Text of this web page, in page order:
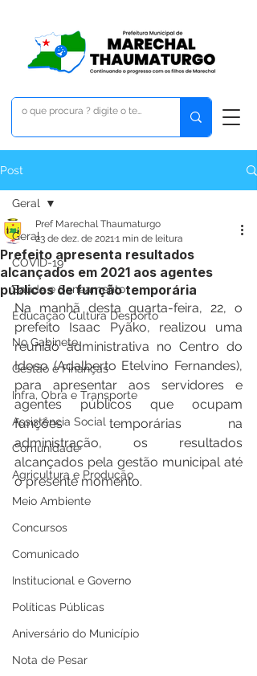
Post
Geral
COVID-19
Saúde e Saneamento
Educação Cultura Desporto
No Gabinete
Gestão e Finanças
Infra, Obra e Transporte
Assistência Social
Comunidade
Agricultura e Produção
Meio Ambiente
Concursos
Comunicado
Institucional e Governo
Políticas Públicas
Aniversário do Município
Nota de Pesar
Geral
Prefeito apresenta resultados
alcançados em 2021 aos agentes
públicos de função temporária
Pref Marechal Thaumaturgo
23 de dez. de 20211 min de leitura
Na manhã desta quarta-feira, 22, o
prefeito Isaac Pyãko, realizou uma
reunião administrativa no Centro do
Idoso (Adalberto Etelvino Fernandes),
para apresentar aos servidores e
agentes públicos que ocupam
funções temporárias na
administração, os resultados
alcançados pela gestão municipal até
o presente momento.